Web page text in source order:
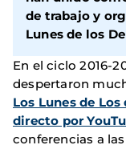
de trabajo y
Lunes de los
En el ciclo 2016-
despertaron
Los Lunes de
directo por
conferencias a